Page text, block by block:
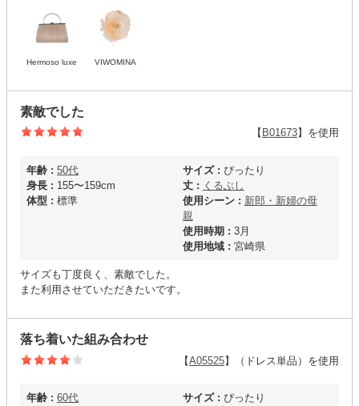
Hermoso luxe VIWOMINA
素敵でした
【 B01673】を使用
年齢 : 50代
身長 : 155〜159cm
体型 : 標準
サイズ : ぴったり
丈 : くるぶし
使用シーン : 新郎・新婦の母
親
使用時期 : 3月
使用地域 : 宮崎県
サイズも丁度良く、素敵でした。
また利用させていただきたいです。
落ち着いた組み合わせ
【A05525】（ドレス単品）を使用
年齢 : 60代
サイズ : ぴったり